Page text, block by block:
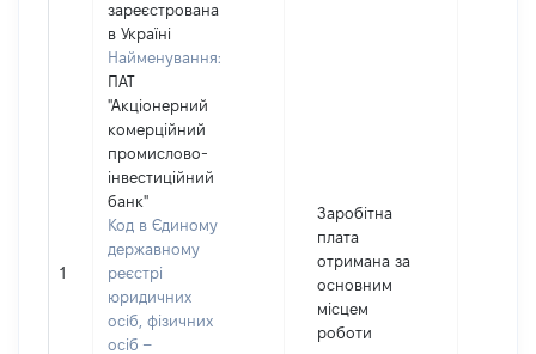
1
зареєстрована
в Україні
Найменування:
ПАТ
"Акціонерний
комерційний
промислово-
інвестиційний
банк"
Код в Єдиному
державному
реєстрі
юридичних
осіб, фізичних
осіб –
Заробітна
плата
отримана за
основним
місцем
роботи